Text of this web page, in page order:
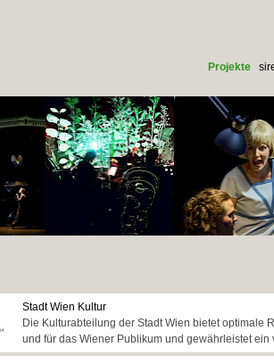
Projekte
Stadt Wien Kultur
Die Kulturabteilung der Stadt Wien bietet optimale
und für das Wiener Publikum und gewährleistet ein